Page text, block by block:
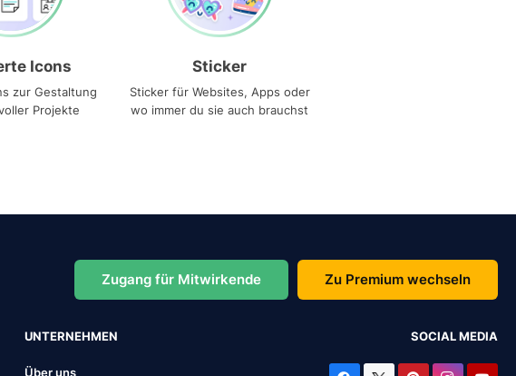
Icons
zur Gestaltung
Projekte
Sticker
Sticker für Websites, Apps oder
wo immer du sie auch brauchst
Zugang für Mitwirkende Zu Premium wechseln
UNTERNEHMEN
Über uns
SOCIAL MEDIA